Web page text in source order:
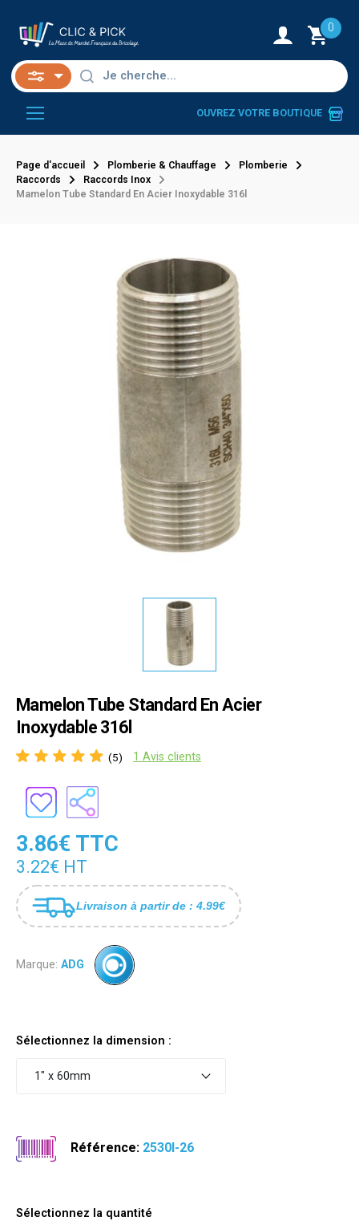
0
OUVREZ VOTRE BOUTIQUE
Page d'accueil Plomberie & Chauffage
Plomberie
Raccords
Raccords Inox
Mamelon Tube Standard En Acier Inoxydable 316l
Mamelon Tube Standard En Acier
Inoxydable 316l
(5) 1 Avis clients
3.86€ TTC
3.22€ HT
Livraison à partir de : 4.99€
Marque: ADG
Sélectionnez la dimension :
1" x 60mm
Référence: 2530I-26
Sélectionnez la quantité